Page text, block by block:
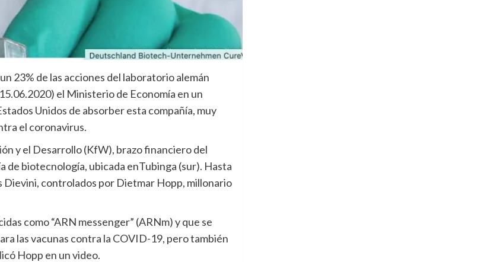
23% de las acciones del laboratorio alemán
el Ministerio de Economía en un
Unidos de absorber esta compañía, muy
el coronavirus.
y el Desarrollo (KfW), brazo financiero del
de biotecnología, ubicada enTubinga (sur). Hasta
Dievini, controlados por Dietmar Hopp, millonario
como “ARN messenger” (ARNm) y que se
las vacunas contra la COVID-19, pero también
Hopp en un video.